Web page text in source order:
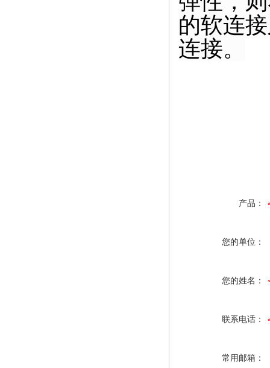
的软连
连接。
产品：
您的单位：
您的姓名：
联系电话：
常用邮箱：